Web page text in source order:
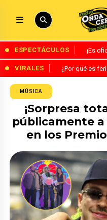
ESPECTÁCULOS ¡Es
VIRALES ¿Por qué es
MÚSICA
¡Sorpresa
públicamente
en los